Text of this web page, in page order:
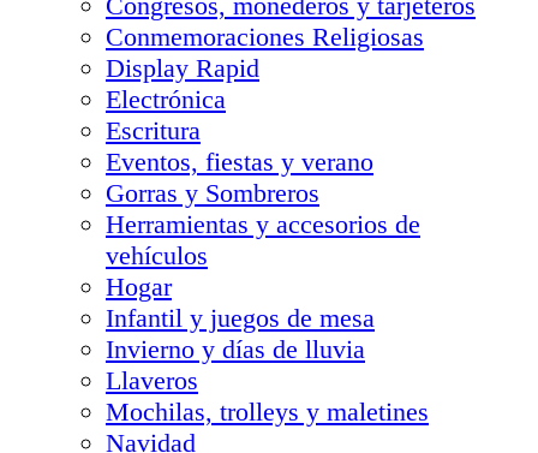
Conmemoraciones Religiosas
Display Rapid
Electrónica
Escritura
Eventos, fiestas y verano
Gorras y Sombreros
Herramientas y accesorios de
vehículos
Hogar
Infantil y juegos de mesa
Invierno y días de lluvia
Llaveros
Mochilas, trolleys y maletines
Navidad